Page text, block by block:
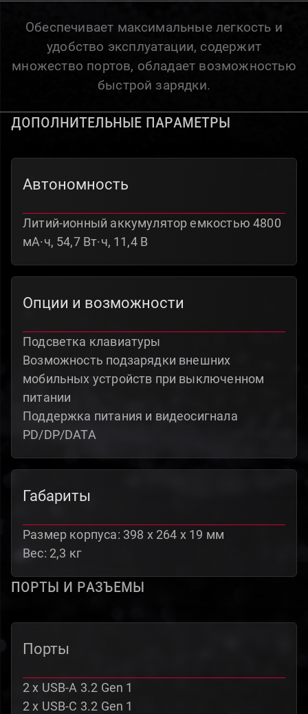
Обеспечивает максимальные легкость и
удобство эксплуатации, содержит
множество портов, обладает возможностью
быстрой зарядки.
Дополнительные параметры
Автономность
Литий-ионный аккумулятор емкостью 4800
мА·ч, 54,7 Вт·ч, 11,4 В
Опции и возможности
Подсветка клавиатуры
Возможность подзарядки внешних
мобильных устройств при выключенном
питании
Поддержка питания и видеосигнала
PD/DP/DATA
Габариты
Размер корпуса: 398 x 264 x 19 мм
Вес: 2,3 кг
порты и разъемы
Порты
2 x USB-A 3.2 Gen 1
2 x USB-C 3.2 Gen 1